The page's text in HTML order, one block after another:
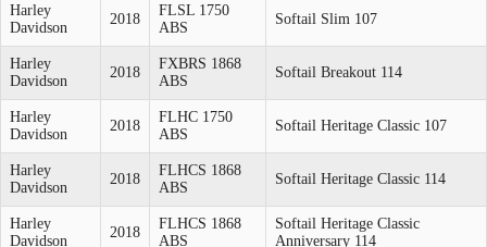
Harley
Davidson
2018
FLSL 1750
ABS
Softail Slim 107
Harley
Davidson
2018
FXBRS 1868
ABS
Softail Breakout 114
Harley
Davidson
2018
FLHC 1750
ABS
Softail Heritage Classic 107
Harley
Davidson
2018
FLHCS 1868
ABS
Softail Heritage Classic 114
Harley
Davidson
2018
FLHCS 1868
ABS
Softail Heritage Classic
Anniversary 114